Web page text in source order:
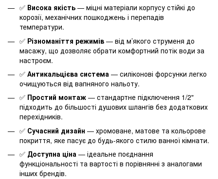
✅ Висока якість — міцні матеріали корпусу стійкі до
корозії, механічних пошкоджень і перепадів
температури.
✅ Різноманіття режимів — від м’якого струменя до
масажу, що дозволяє обрати комфортний потік води за
настроєм.
✅ Антикальцієва система — силіконові форсунки легко
очищуються від вапняного нальоту.
✅ Простий монтаж — стандартне підключення 1/2"
підходить до більшості душових шлангів без додаткових
перехідників.
✅ Сучасний дизайн — хромоване, матове та кольорове
покриття, яке пасує до будь-якого стилю ванної кімнати.
✅ Доступна ціна — ідеальне поєднання
функціональності та вартості в порівнянні з аналогами
інших брендів.